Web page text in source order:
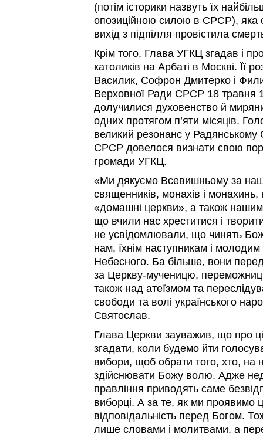
(потім історики назвуть їх
опозиційною силою в СРСР), яка
вихід з підпілля провістила
Крім того, Глава УГКЦ згадав і
католиків на Арбаті в Москві. Її
Василик, Софрон Дмитерко і
Верховної Ради СРСР 18 травня
долучилися духовенство й
одних протягом п’яти місяців.
великий резонанс у Радянському
СРСР довелося визнати свою
громади УГКЦ.
«Ми дякуємо Всевишньому за
священників, монахів і
«домашні церкви», а також
що вчили нас хреститися і
не усвідомлювали, що чинять
нам, їхнім наступникам і
Небесного. Ба більше, вони
за Церкву-мученицю,
також над атеїзмом та
свободи та волі українського
Святослав.
Глава Церкви зауважив, що про
згадати, коли будемо йти
вибори, щоб обрати того, хто, на
здійснювати Божу волю. Адже
правління приводять саме
виборці. А за те, як ми
відповідальність перед Богом.
лише словами і молитвами, а